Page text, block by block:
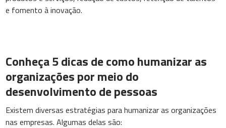
e fomento à inovação.
Conheça 5 dicas de como humanizar as
organizações por meio do
desenvolvimento de pessoas
Existem diversas estratégias para humanizar as organizações
nas empresas. Algumas delas são: